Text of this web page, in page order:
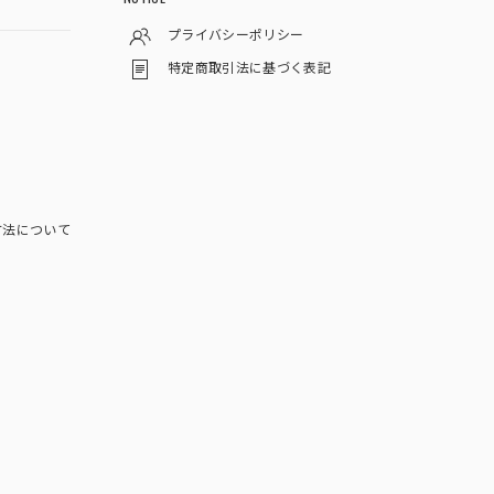
について
プライバシーポリシー
特定商取引法に基づく表記